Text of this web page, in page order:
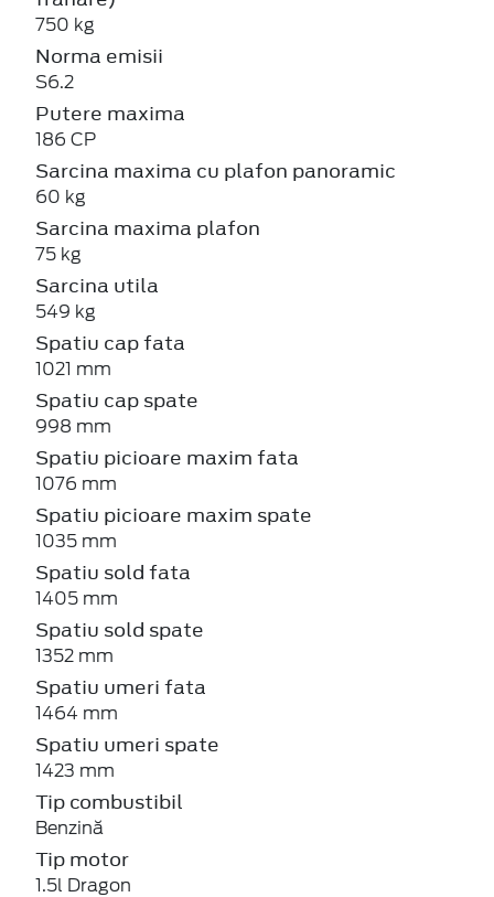
750 kg
Norma emisii
S6.2
Putere maxima
186 CP
Sarcina maxima cu plafon panoramic
60 kg
Sarcina maxima plafon
75 kg
Sarcina utila
549 kg
Spatiu cap fata
1021 mm
Spatiu cap spate
998 mm
Spatiu picioare maxim fata
1076 mm
Spatiu picioare maxim spate
1035 mm
Spatiu sold fata
1405 mm
Spatiu sold spate
1352 mm
Spatiu umeri fata
1464 mm
Spatiu umeri spate
1423 mm
Tip combustibil
Benzină
Tip motor
1.5l Dragon